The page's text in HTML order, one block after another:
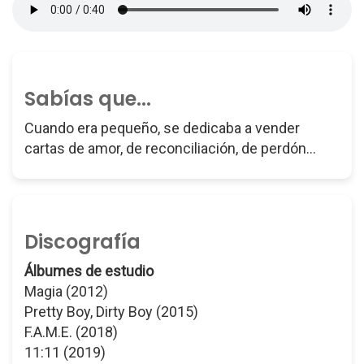
Sabías que...
Cuando era pequeño, se dedicaba a vender
cartas de amor, de reconciliación, de perdón...
Discografía
Álbumes de estudio
Magia (2012)
Pretty Boy, Dirty Boy (2015)
F.A.M.E. (2018)
11:11 (2019)